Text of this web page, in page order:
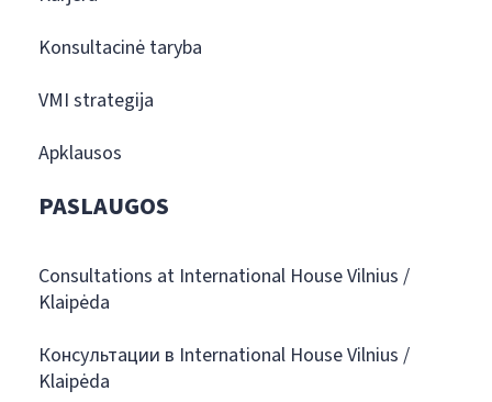
Konsultacinė taryba
VMI strategija
Apklausos
PASLAUGOS
Consultations at International House Vilnius /
Klaipėda
Консультации в International House Vilnius /
Klaipėda